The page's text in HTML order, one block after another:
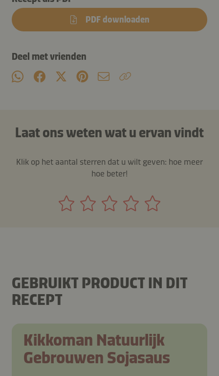
PDF downloaden
Deel met vrienden
Laat ons weten wat u ervan vindt
Klik op het aantal sterren dat u wilt geven: hoe meer
hoe beter!
GEBRUIKT PRODUCT IN DIT
RECEPT
Kikkoman Natuurlijk
Gebrouwen Sojasaus